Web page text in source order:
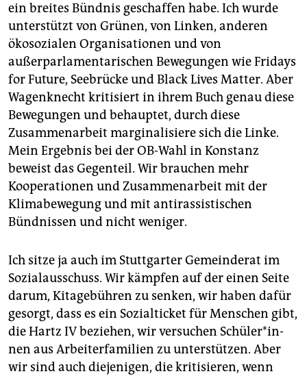
ein breites Bündnis geschaffen habe. Ich wurde
unterstützt von Grünen, von Linken, anderen
ökosozialen Organisationen und von
außerparlamentarischen Bewegungen wie Fridays
for Future, Seebrücke und Black Lives Matter. Aber
Wagenknecht kritisiert in ihrem Buch genau diese
Bewegungen und behauptet, durch diese
Zusammenarbeit marginalisiere sich die Linke.
Mein Ergebnis bei der OB-Wahl in Konstanz
beweist das Gegenteil. Wir brauchen mehr
Kooperationen und Zusammenarbeit mit der
Klimabewegung und mit antirassistischen
Bündnissen und nicht weniger.
Ich sitze ja auch im Stuttgarter Gemeinderat im
Sozialausschuss. Wir kämpfen auf der einen Seite
darum, Kitagebühren zu senken, wir haben dafür
gesorgt, dass es ein Sozialticket für Menschen gibt,
die Hartz IV beziehen, wir versuchen Schü­le­r*in­
nen aus Arbeiterfamilien zu unterstützen. Aber
wir sind auch diejenigen, die kritisieren, wenn